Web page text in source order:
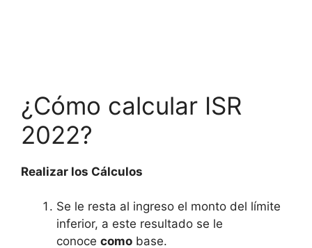
¿Cómo calcular ISR
2022?
Realizar los Cálculos
Se le resta al ingreso el monto del límite
inferior, a este resultado se le
conoce como base.